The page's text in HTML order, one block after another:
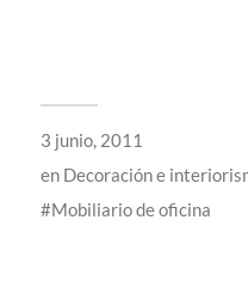
3 junio, 2011
en Decoración e
Mobiliario de oficina